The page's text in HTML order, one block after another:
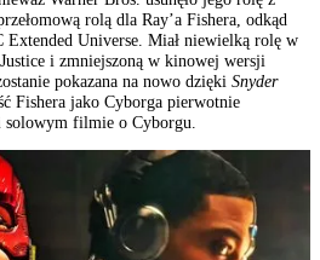
rolą dla Ray’a Fishera, odkąd
Extended Universe. Miał niewielką rolę w
i zmniejszoną w kinowej wersji
pokazana na nowo dzięki Snyder
Fishera jako Cyborga pierwotnie
solowym filmie o Cyborgu.